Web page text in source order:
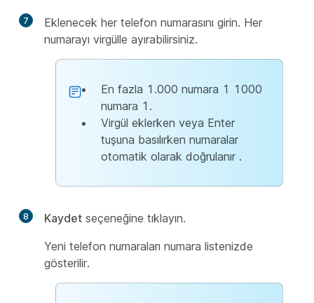
7
Eklenecek her telefon numarasını girin. Her
numarayı virgülle ayırabilirsiniz.
En fazla 1.000 numara 1 1000
numara 1.
Virgül eklerken veya Enter
tuşuna basılırken numaralar
otomatik olarak doğrulanır .
8 Kaydet seçeneğine tıklayın.
Yeni telefon numaraları numara listenizde
gösterilir.